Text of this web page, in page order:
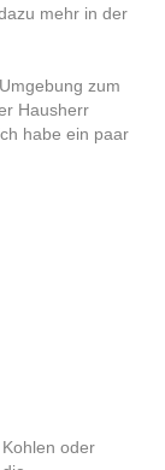
mehr in der
zum
Hausherr
habe ein paar
oder